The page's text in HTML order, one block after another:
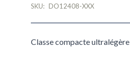
SKU: DO12408-XXX
Classe compacte ultralégère